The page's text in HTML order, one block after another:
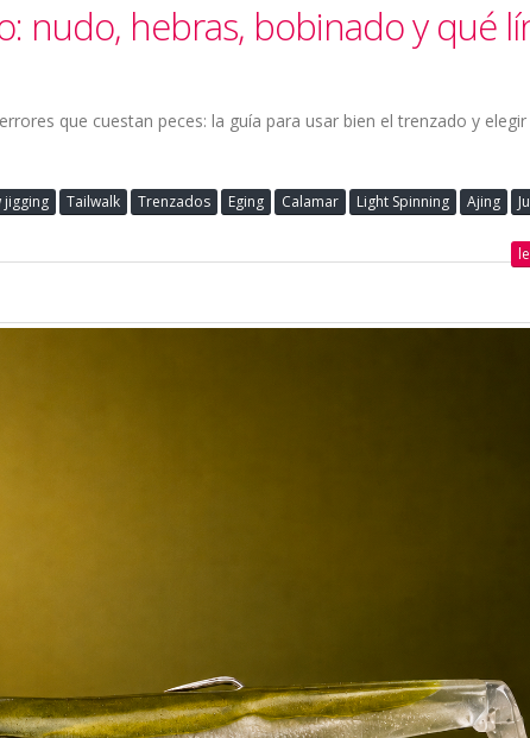
nudo, hebras, bobinado y qué
que cuestan peces: la guía para usar bien el trenzado y
jigging Tailwalk Trenzados Eging Calamar Light Spinning Ajing